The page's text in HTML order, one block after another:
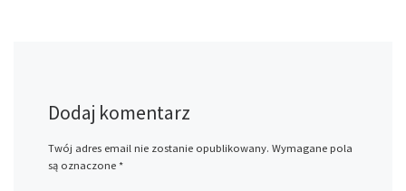
Dodaj komentarz
Twój adres email nie zostanie opublikowany. Wymagane pola
są oznaczone *